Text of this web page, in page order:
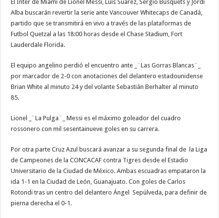
El Inter de Miami de Lionel Messi, Luis Suarez, Sergio Busquets y Jordi
Alba buscarán revertir la serie ante Vancouver Whitecaps de Canadá,
partido que se transmitirá en vivo a través de las plataformas de
Futbol Quetzal a las 18:00 horas desde el Chase Stadium, Fort
Lauderdale Florida.
El equipo angelino perdió el encuentro ante _¨Las Gorras Blancas¨_
por marcador de 2-0 con anotaciones del delantero estadounidense
Brian White al minuto 24 y del volante Sebastián Berhalter al minuto
85.
Lionel _¨La Pulga¨_ Messi es el máximo goleador del cuadro
rossonero con mil sesentainueve goles en su carrera.
Por otra parte Cruz Azul buscará avanzar a su segunda final de la Liga
de Campeones de la CONCACAF contra Tigres desde el Estadio
Universitario de la Ciudad de México. Ambas escuadras empataron la
ida 1-1 en la Ciudad de León, Guanajuato. Con goles de Carlos
Rotondi tras un centro del delantero Ángel Sepúlveda, para definir de
pierna derecha el 0-1.